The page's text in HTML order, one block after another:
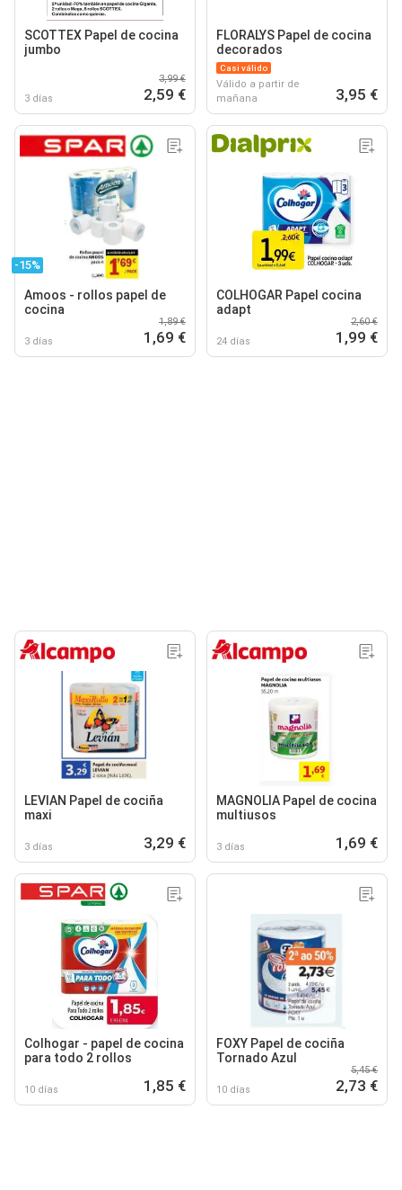
SCOTTEX Papel de cocina
jumbo
3 días
3,99 €
2,59 €
FLORALYS Papel de cocina
decorados
Casi válido
Válido a partir de
mañana
3,95 €
-15%
Amoos - rollos papel de
cocina
3 días
1,89 €
1,69 €
COLHOGAR Papel cocina
adapt
24 días
2,60 €
1,99 €
LEVIAN Papel de cociña
maxi
3 días 3,29 €
MAGNOLIA Papel de cocina
multiusos
3 días 1,69 €
Colhogar - papel de cocina
para todo 2 rollos
10 días 1,85 €
FOXY Papel de cociña
Tornado Azul
10 días
5,45 €
2,73 €